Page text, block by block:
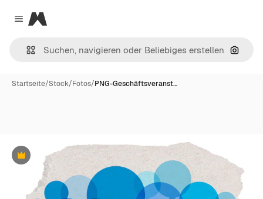
Close menu
Magnific
Nach
Startseite/Stock/Fotos/PNG-Geschäftsveranst…
Premium